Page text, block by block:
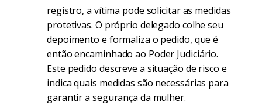
registro, a vítima pode solicitar as medidas
protetivas. O próprio delegado colhe seu
depoimento e formaliza o pedido, que é
então encaminhado ao Poder Judiciário.
Este pedido descreve a situação de risco e
indica quais medidas são necessárias para
garantir a segurança da mulher.